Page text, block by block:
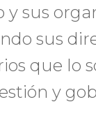
y sus
sus
que lo
y